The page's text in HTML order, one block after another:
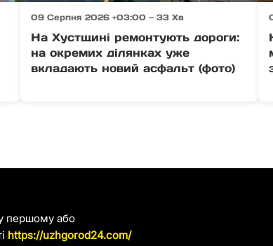
09 Серпня 2026 +03:00 — 33 Хв
На Хустщині ремонтують дороги:
на окремих ділянках уже
вкладають новий асфальт (фото)
у першому або
https://uzhgorod24.com/